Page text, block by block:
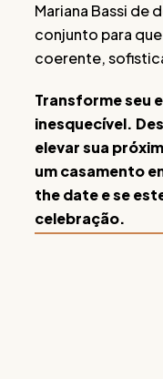
Mariana Bassi de
conjunto para
coerente,
Transforme seu
inesquecível.
elevar sua
um casamento
the date e se
celebração.